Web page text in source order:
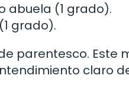
abuela (1 grado).
grado).
parentesco. Este
claro